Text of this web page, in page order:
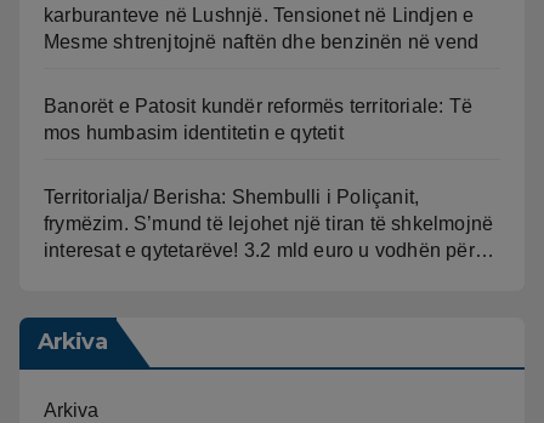
karburanteve në Lushnjë. Tensionet në Lindjen e
Mesme shtrenjtojnë naftën dhe benzinën në vend
Banorët e Patosit kundër reformës territoriale: Të
mos humbasim identitetin e qytetit
Territorialja/ Berisha: Shembulli i Poliçanit,
frymëzim. S’mund të lejohet një tiran të shkelmojnë
interesat e qytetarëve! 3.2 mld euro u vodhën për…
Arkiva
Arkiva